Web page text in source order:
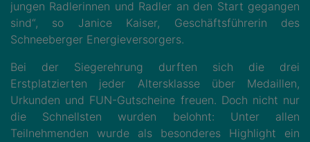
jungen Radlerinnen und Radler an den Start gegangen
sind“, so Janice Kaiser, Geschäftsführerin des
Schneeberger Energieversorgers.
Bei der Siegerehrung durften sich die drei
Erstplatzierten jeder Altersklasse über Medaillen,
Urkunden und FUN-Gutscheine freuen. Doch nicht nur
die Schnellsten wurden belohnt: Unter allen
Teilnehmenden wurde als besonderes Highlight ein